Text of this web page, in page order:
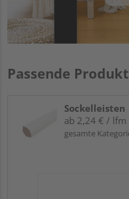
Passende
Sockelleisten
ab 2,24 € / lfm
gesamte